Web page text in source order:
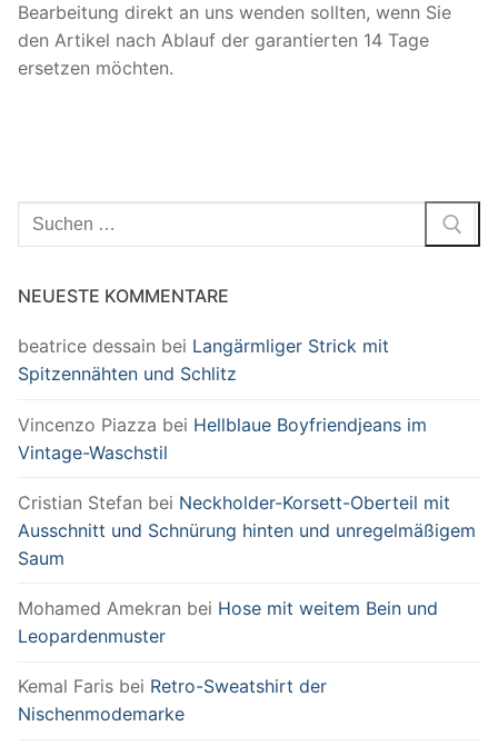
Bearbeitung direkt an uns wenden sollten, wenn Sie
den Artikel nach Ablauf der garantierten 14 Tage
ersetzen möchten.
Suchen
nach:
NEUESTE KOMMENTARE
beatrice dessain bei Langärmliger Strick mit
Spitzennähten und Schlitz
Vincenzo Piazza bei Hellblaue Boyfriendjeans im
Vintage-Waschstil
Cristian Stefan bei Neckholder-Korsett-Oberteil mit
Ausschnitt und Schnürung hinten und unregelmäßigem
Saum
Mohamed Amekran bei Hose mit weitem Bein und
Leopardenmuster
Kemal Faris bei Retro-Sweatshirt der
Nischenmodemarke